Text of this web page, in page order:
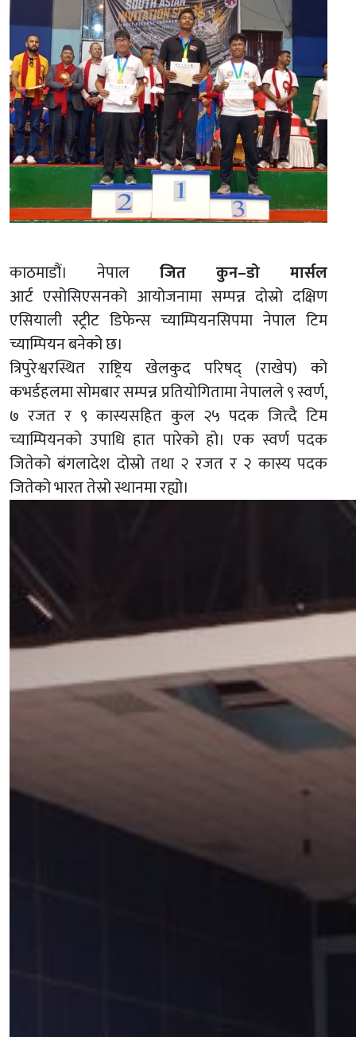
काठमाडौं। नेपाल जित कुन–डो मार्सल
आर्ट एसोसिएसनको आयोजनामा सम्पन्न दोस्रो दक्षिण
एसियाली स्ट्रीट डिफेन्स च्याम्पियनसिपमा नेपाल टिम
च्याम्पियन बनेको छ।
त्रिपुरेश्वरस्थित राष्ट्रिय खेलकुद परिषद् (राखेप) को
कभर्डहलमा सोमबार सम्पन्न प्रतियोगितामा नेपालले ९ स्वर्ण,
७ रजत र ९ कास्यसहित कुल २५ पदक जित्दै टिम
च्याम्पियनको उपाधि हात पारेको हो। एक स्वर्ण पदक
जितेको बंगलादेश दोस्रो तथा २ रजत र २ कास्य पदक
जितेको भारत तेस्रो स्थानमा रह्यो।